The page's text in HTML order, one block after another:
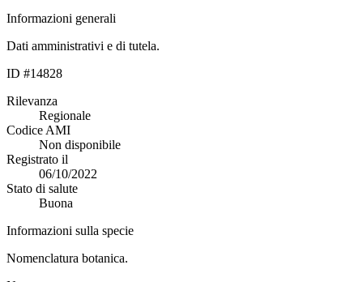
Informazioni generali
Dati amministrativi e di tutela.
ID #14828
Rilevanza
Regionale
Codice AMI
Non disponibile
Registrato il
06/10/2022
Stato di salute
Buona
Informazioni sulla specie
Nomenclatura botanica.